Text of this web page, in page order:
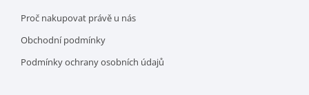
Proč nakupovat právě u nás
Obchodní podmínky
Podmínky ochrany osobních údajů